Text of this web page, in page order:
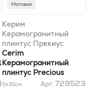
Матовая
Керим
Керамогранитный
плинтус Прекиус
Баттископа Крим
7x32,1
Cerim
Керамогранитный
плинтус Precious
Battiscopa Cream
5x35см Арт. 729523